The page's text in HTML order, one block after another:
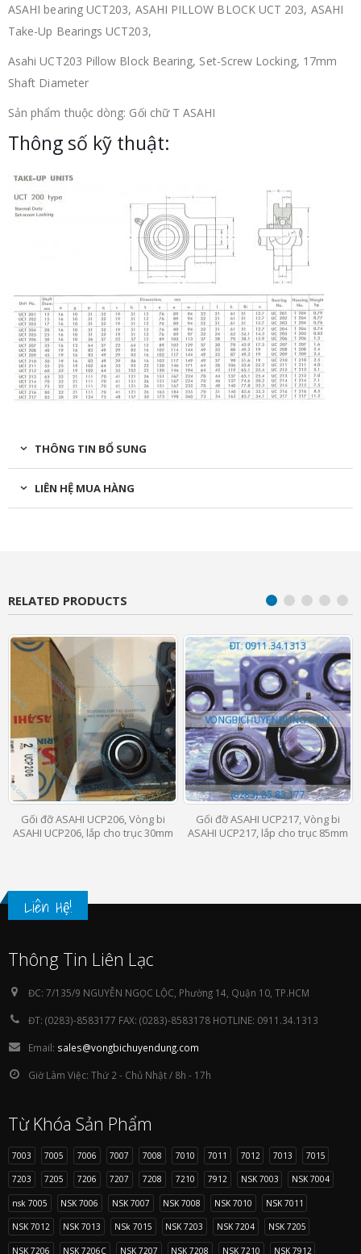
ASAHI bearing UCT203, ASAHI PILLOW BLOCK UCT 203, ASAHI
Take-Up Bearings UCT203,
Asahi UCT203 Pillow Block Bearing, Set-Screw Locking, 17mm
Shaft Diameter
Sản phẩm thuộc dòng: Gối chữ T ASAHI
Thông số kỹ thuật:
THÔNG TIN BỔ SUNG
LIÊN HỆ MUA HÀNG
RELATED PRODUCTS
Gối đỡ ASAHI UCP206, Vòng bi
ASAHI UCP206, lắp cho trục 30mm
Gối đỡ ASAHI UCP217, Vòng bi
ASAHI UCP217, lắp cho trục 85mm
Liên Hệ!
Thông Tin Liên Lạc
ĐC: 7/135/9 NGUYỄN NGỌC LỘC, Phường 14, Quận 10, TP.HCM
ĐT: (0283)-8583177 FAX: (0283)-8583178 HOTLINE: 0911.34.1313
Email: sales@vongbichuyendung.com
Giờ Làm Việc: Thứ 2 - Chủ Nhật / 8h - 17h
Từ Khóa Sản Phẩm
7003 7005 7006 7007 7008 7010 7011 7012 7013 7015
7203 7205 7206 7207 7208 7210 7912 NSK 7003 NSK 7004
nsk 7005 NSK 7006 NSK 7007 NSK 7008 NSK 7010 NSK 7011
NSK 7012 NSK 7013 NSk 7015 NSK 7203 NSK 7204 NSK 7205
NSK 7206 NSK 7206C NSK 7207 NSK 7208 NSK 7210 NSK 7912